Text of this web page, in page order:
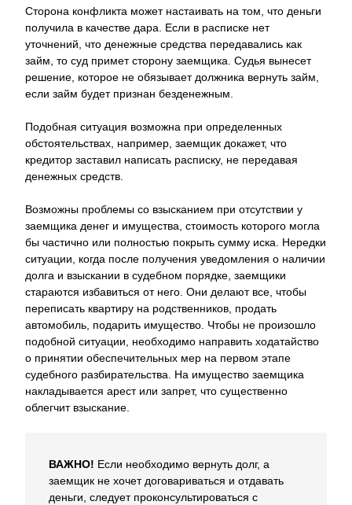
Сторона конфликта может настаивать на том, что деньги
получила в качестве дара. Если в расписке нет
уточнений, что денежные средства передавались как
займ, то суд примет сторону заемщика. Судья вынесет
решение, которое не обязывает должника вернуть займ,
если займ будет признан безденежным.
Подобная ситуация возможна при определенных
обстоятельствах, например, заемщик докажет, что
кредитор заставил написать расписку, не передавая
денежных средств.
Возможны проблемы со взысканием при отсутствии у
заемщика денег и имущества, стоимость которого могла
бы частично или полностью покрыть сумму иска. Нередки
ситуации, когда после получения уведомления о наличии
долга и взыскании в судебном порядке, заемщики
стараются избавиться от него. Они делают все, чтобы
переписать квартиру на родственников, продать
автомобиль, подарить имущество. Чтобы не произошло
подобной ситуации, необходимо направить ходатайство
о принятии обеспечительных мер на первом этапе
судебного разбирательства. На имущество заемщика
накладывается арест или запрет, что существенно
облегчит взыскание.
ВАЖНО! Если необходимо вернуть долг, а
заемщик не хочет договариваться и отдавать
деньги, следует проконсультироваться с